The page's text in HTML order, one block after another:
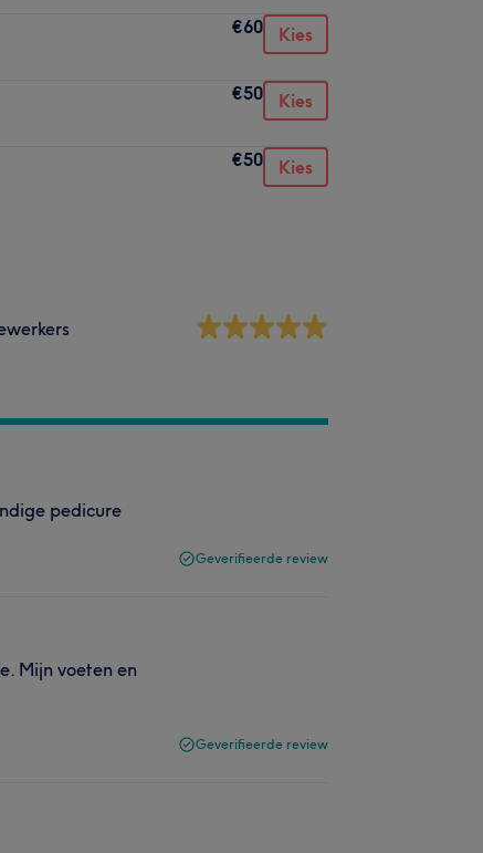
€60 Kies
€50 Kies
€50 Kies
pedicure
Geverifieerde review
Mijn voeten en
Geverifieerde review